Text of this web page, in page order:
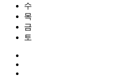
수
목
금
토